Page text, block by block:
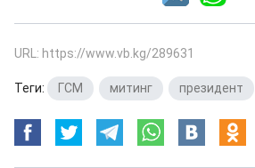
URL: https://www.vb.kg/289631
Теги: ГСМ митинг президент